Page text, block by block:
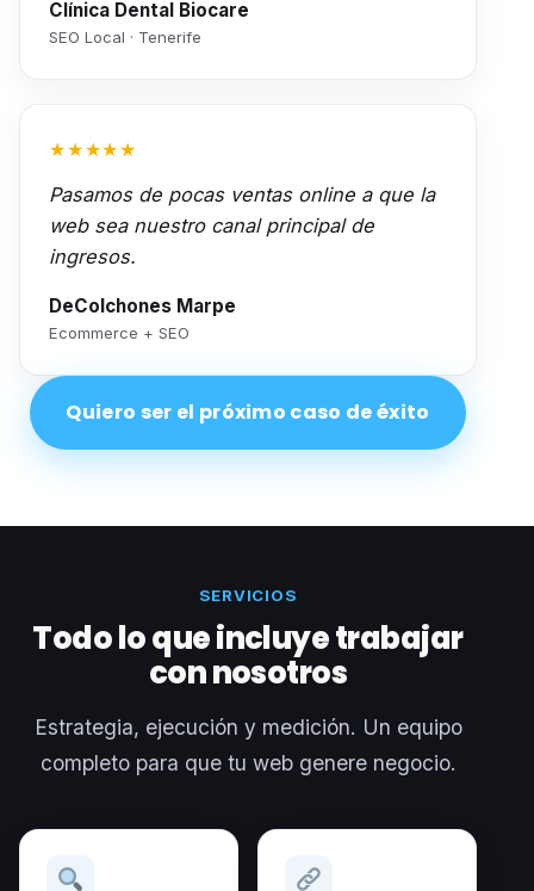
Clínica Dental Biocare
SEO Local · Tenerife
★★★★★
Pasamos de pocas ventas online a que la
web sea nuestro canal principal de
ingresos.
DeColchones Marpe
Ecommerce + SEO
Quiero ser el próximo caso de éxito
SERVICIOS
Todo lo que incluye trabajar
con nosotros
Estrategia, ejecución y medición. Un equipo
completo para que tu web genere negocio.